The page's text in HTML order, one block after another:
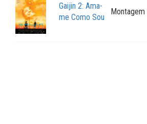
Gaijin 2: Ama-
me Como Sou
Montagem